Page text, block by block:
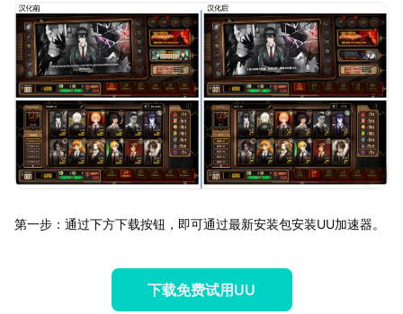
第一步：通过下方下载按钮，即可通过最新安装包安装UU加速器。
下载免费试用UU